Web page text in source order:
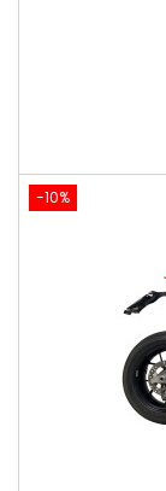
-10%